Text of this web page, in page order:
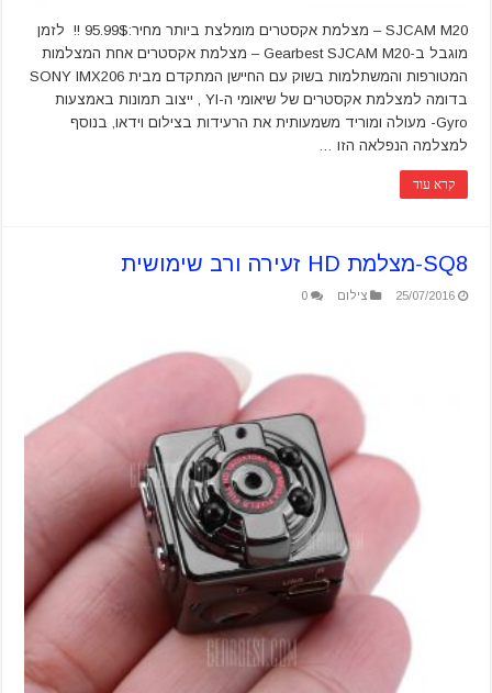
SJCAM M20 – מצלמת אקסטרים מומלצת ביותר מחיר:95.99$ !! לזמן
מוגבל ב-Gearbest SJCAM M20 – מצלמת אקסטרים אחת המצלמות
המטורפות והמשתלמות בשוק עם החיישן המתקדם מבית SONY IMX206
בדומה למצלמת אקסטרים של שיאומי ה-YI , ייצוב תמונות באמצעות
Gyro- מעולה ומוריד משמעותית את הרעידות בצילום וידאו, בנוסף
למצלמה הנפלאה הזו …
קרא עוד
SQ8-מצלמת HD זעירה ורב שימושית
25/07/2016 צילום 0